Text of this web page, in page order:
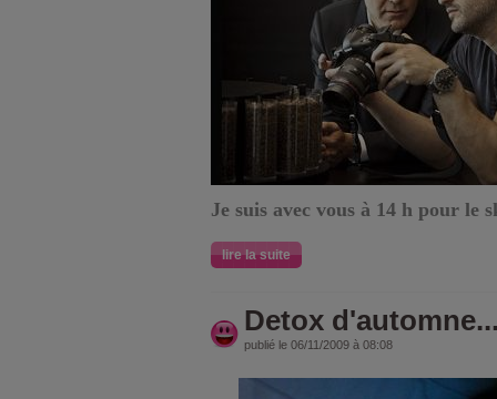
Je suis avec vous à 14 h pour le
lire la suite
Detox
publié le 06/11/2009 à 08:08